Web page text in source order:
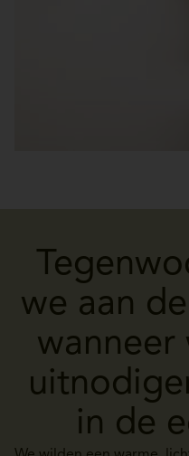
we aan
wanneer
in de